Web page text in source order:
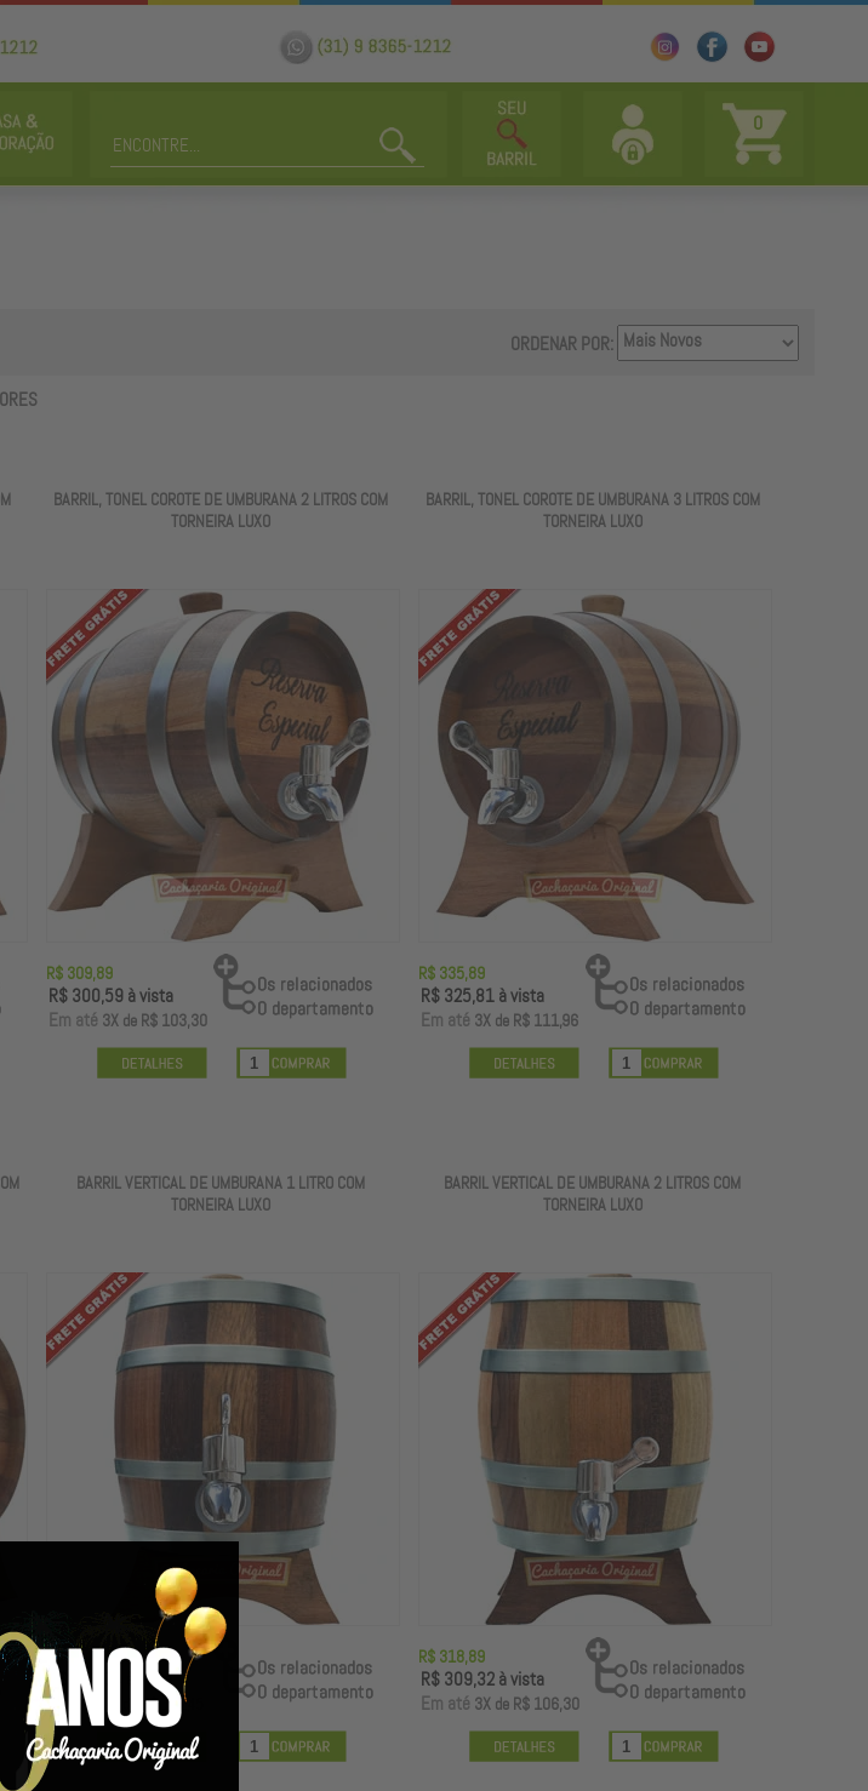
0
ORDENAR POR:
BARRIL, TONEL COROTE DE UMBURANA 2 LITROS COM
TORNEIRA LUXO
R$ 309,89
R$ 300,59à vista
Em até 3Xde R$ 103,30
BARRIL, TONEL COROTE DE UMBURANA 3 LITROS COM
TORNEIRA LUXO
R$ 335,89
R$ 325,81à vista
Em até 3Xde R$ 111,96
BARRIL VERTICAL DE UMBURANA 1 LITRO COM
TORNEIRA LUXO
R$ 284,89
R$ 276,34
à vista
E m até R$ 142,45
BARRIL VERTICAL DE UMBURANA 2 LITROS COM
TORNEIRA LUXO
R$ 318,89
R$ 309,32à vista
Em até 3Xde R$ 106,30